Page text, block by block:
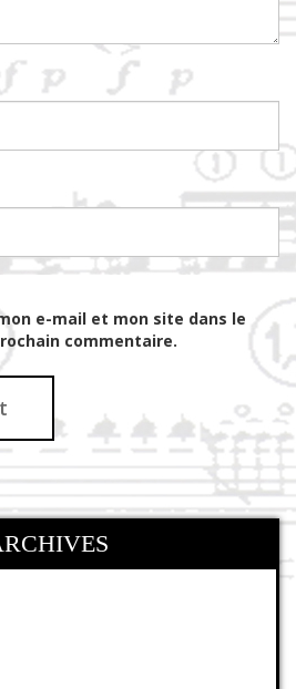
e-mail et mon site dans le
commentaire.